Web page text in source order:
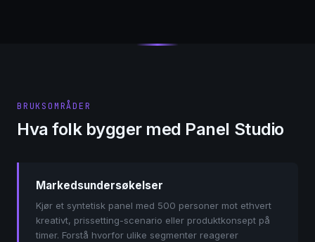
BRUKSOMRÅDER
Hva folk bygger med Panel Studio
Markedsundersøkelser
Kjør et syntetisk panel med 500 personer mot ethvert
kreativt, prissetting-scenario eller produktkonsept på
timer. Forstå hvorfor ulike segmenter reagerer